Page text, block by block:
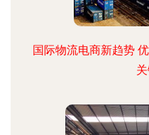
国际物流电商新趋势